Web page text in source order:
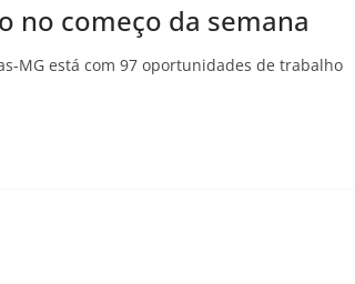
no começo da semana
MG está com 97 oportunidades de trabalho